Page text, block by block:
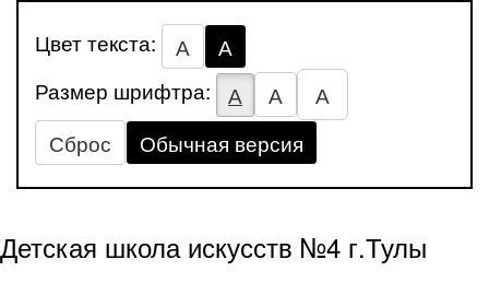
Цвет текста: А
А
Размер шрифтра:
А А
А
Сброс
Обычная версия
Детская школа искусств №4 г.Тулы